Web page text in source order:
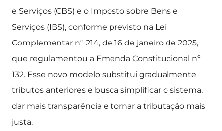
e Serviços (CBS) e o Imposto sobre Bens e
Serviços (IBS), conforme previsto na Lei
Complementar nº 214, de 16 de janeiro de 2025,
que regulamentou a Emenda Constitucional nº
132. Esse novo modelo substitui gradualmente
tributos anteriores e busca simplificar o sistema,
dar mais transparência e tornar a tributação mais
justa.